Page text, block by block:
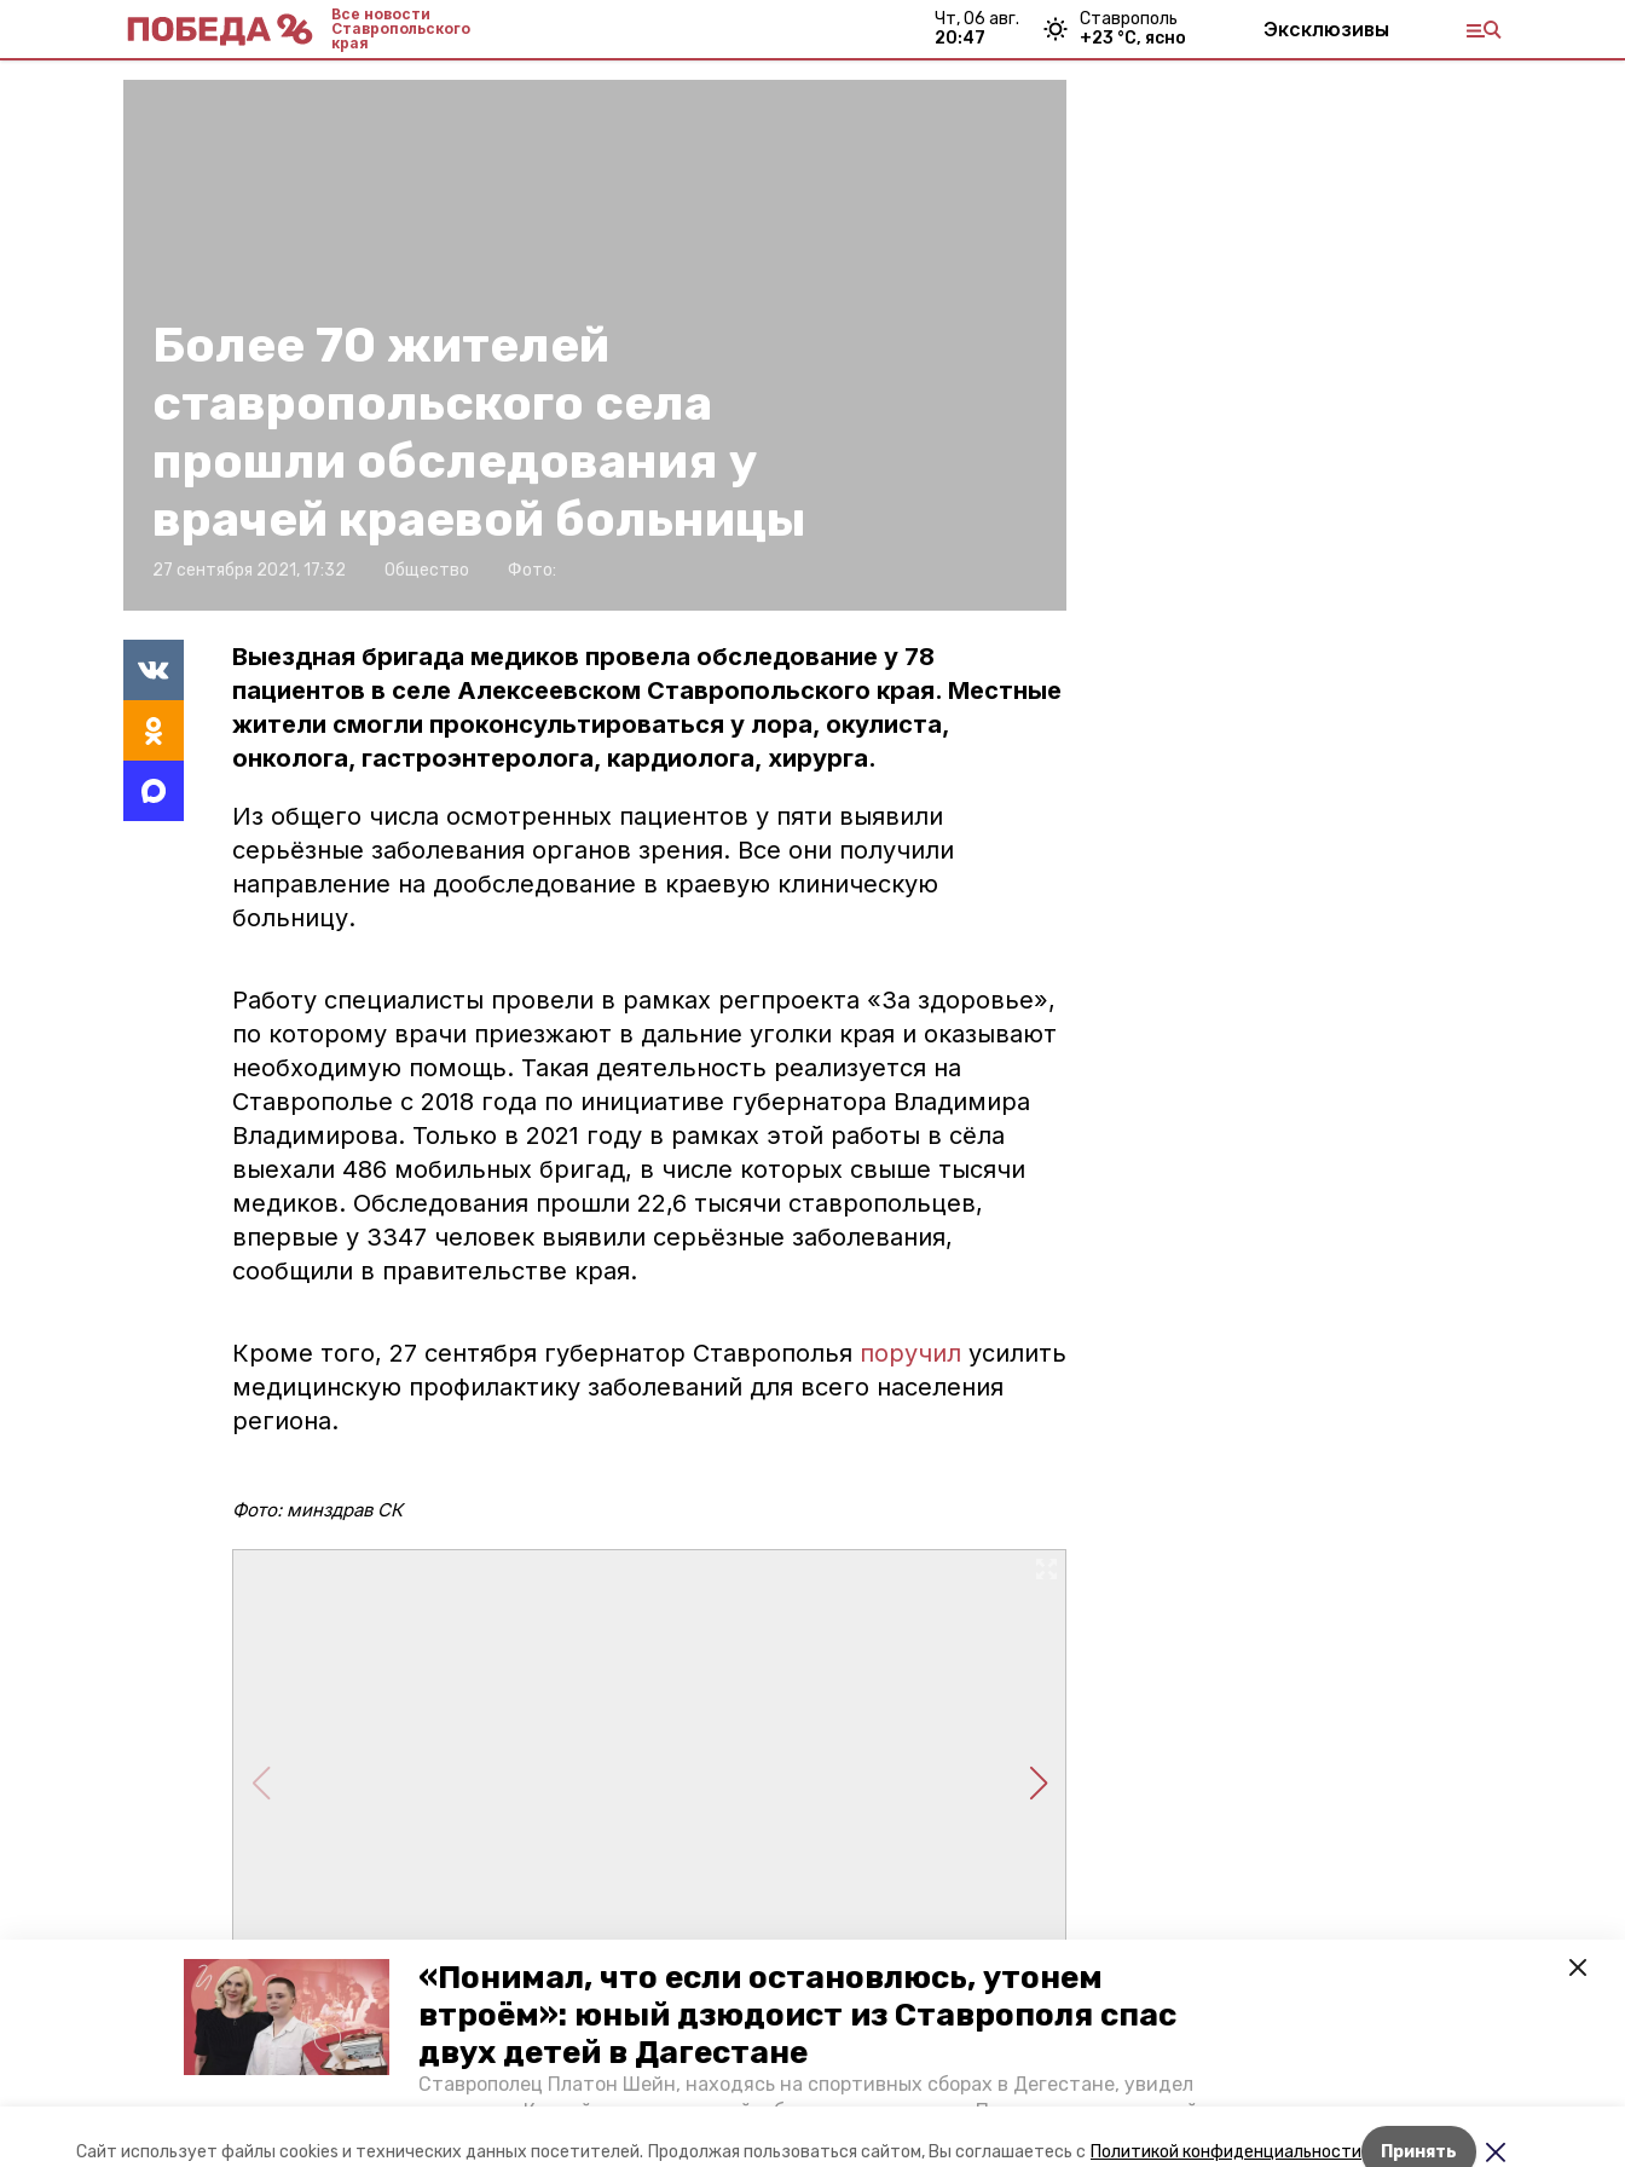
Сайт использует файлы cookies и технических данных посетителей. Продолжая пользоваться сайтом, Вы соглашаетесь с Политикой конфиденциальности Принять
«Понимал, что если остановлюсь, утонем
втроём»: юный дзюдоист из Ставрополя спас
двух детей в Дагестане
Ставрополец Платон Шейн, находясь на спортивных сборах в Дегестане, увидел
тонущих в Каспийском море детей и бросился на помощь. По возвращении домой,
Все новости
Ставропольского
края
чт, 06 авг.
20:47
Ставрополь
+23 °С, ясно Эксклюзивы
Лента новостей
Более 70 жителей
ставропольского села
прошли обследования у
врачей краевой больницы
27 сентября 2021, 17:32 Общество Фото:
Выездная бригада медиков провела обследование у 78
пациентов в селе Алексеевском Ставропольского края. Местные
жители смогли проконсультироваться у лора, окулиста,
онколога, гастроэнтеролога, кардиолога, хирурга.
Из общего числа осмотренных пациентов у пяти выявили
серьёзные заболевания органов зрения. Все они получили
направление на дообследование в краевую клиническую
больницу.
Работу специалисты провели в рамках регпроекта «За здоровье»,
по которому врачи приезжают в дальние уголки края и оказывают
необходимую помощь. Такая деятельность реализуется на
Ставрополье с 2018 года по инициативе губернатора Владимира
Владимирова. Только в 2021 году в рамках этой работы в сёла
выехали 486 мобильных бригад, в числе которых свыше тысячи
медиков. Обследования прошли 22,6 тысячи ставропольцев,
впервые у 3347 человек выявили серьёзные заболевания,
сообщили в правительстве края.
Кроме того, 27 сентября губернатор Ставрополья поручил усилить
медицинскую профилактику заболеваний для всего населения
региона.
Фото: минздрав СК